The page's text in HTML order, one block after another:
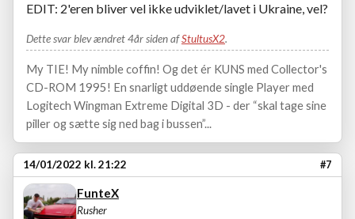
EDIT: 2'eren bliver vel ikke udviklet/lavet i Ukraine, vel?
Dette svar blev ændret 4år siden afStultusX2.
My TIE! My nimble coffin! Og det ér KUNS med Collector's
CD-ROM 1995! En snarligt uddøende single Player med
Logitech Wingman Extreme Digital 3D - der “skal tage sine
piller og sætte sig ned bag i bussen”...
14/01/2022 kl. 21:22 #7
FunteX
Rusher